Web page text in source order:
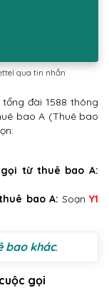
qua tin nhắn
đài 1588 thông
bao A (Thuê bao
từ thuê bao A:
bao A: Soạn Y1
bao khác.
gọi